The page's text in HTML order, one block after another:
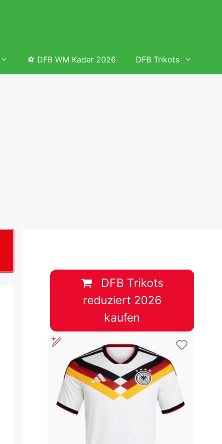
&
&
⚽ DFB WM Kader 2026 DFB Trikots
DFB Trikots
reduziert 2026
kaufen